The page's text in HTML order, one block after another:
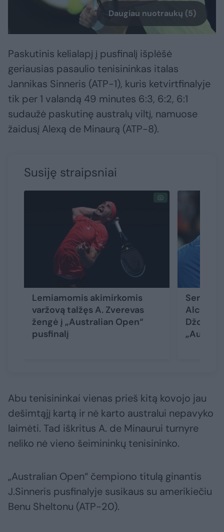
Daugiau nuotraukų (5)
Paskutinis kelialapį į pusfinalį išplėšė
geriausias pasaulio tenisininkas italas
Jannikas Sinneris (ATP-1), kuris ketvirtfinalyje
tik per 1 valandą 49 minutes 6:3, 6:2, 6:1
sudaužė paskutinę australų viltį, namuose
žaidusį Alexą de Minaurą (ATP-8).
Susiję straipsniai
Lemiamomis akimirkomis
varžovą talžęs A. Zverevas
žengė į „Australian Open“
pusfinalį
Abu tenisininkai vienas prieš kitą kovojo jau
dešimtąjį kartą ir nė karto australui nepavyko
laimėti. Tad iškritus A. de Minaurui turnyre
neliko nė vieno šeimininkų tenisininko.
„Australian Open“ čempiono titulą ginantis
J.Sinneris pusfinalyje susikaus su amerikiečiu
Benu Sheltonu (ATP-20).